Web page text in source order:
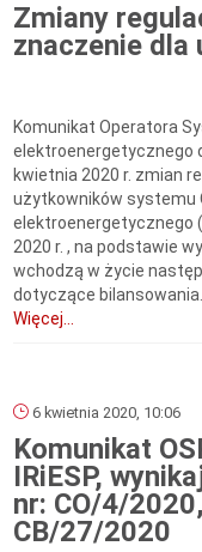
Zmiany
znaczenie dla
Komunikat Operatora
elektroenergetycznego
kwietnia 2020 r. zmian
użytkowników systemu
elektroenergetycznego
2020 r. , na podstawie
wchodzą w życie
dotyczące bilansowania.
Więcej...
6 kwietnia 2020, 10:06
Komunikat
IRiESP,
nr: CO/4/
CB/27/2020